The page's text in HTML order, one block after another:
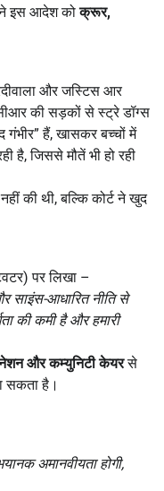
ने इस आदेश कोक्रूर,
और जस्टिस आर
की सड़कों से स्ट्रे डॉग्स
गंभीर” हैं, खासकर बच्चों में
है, जिससे मौतें भी हो रही
की थी, बल्कि कोर्ट ने खुद
पर लिखा –
साइंस-आधारित नीति से
की कमी है और हमारी
और कम्युनिटी केयरसे
सकता है।
अमानवीयता होगी,